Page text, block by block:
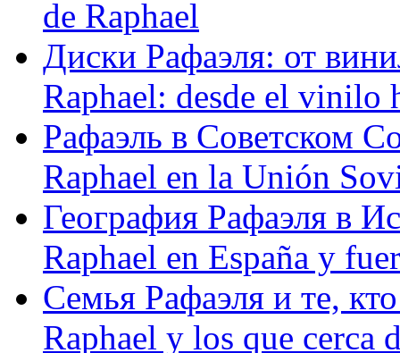
de Raphael
Диски Рафаэля: от
Raphael: desde el vinilo
Рафаэль в Советском
Raphael en la Unión
География Рафаэля в
Raphael en España y
Семья Рафаэля и те,
Raphael y los que cerca